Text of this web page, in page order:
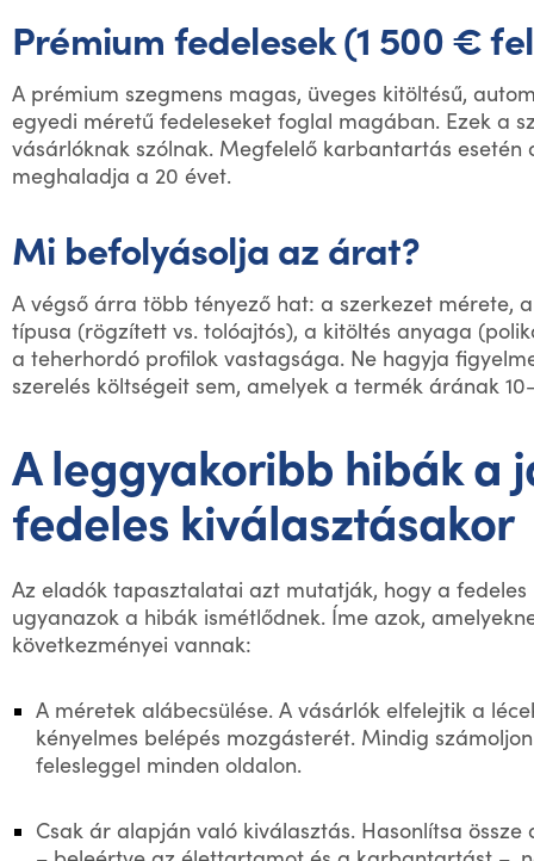
Prémium fedelesek (1 500 €
A prémium szegmens magas, üveges kitöltésű,
egyedi méretű fedeleseket foglal magában. Ezek a
vásárlóknak szólnak. Megfelelő karbantartás
meghaladja a 20 évet.
Mi befolyásolja az árat?
A végső árra több tényező hat: a szerkezet mérete,
típusa (rögzített vs. tolóajtós), a kitöltés anyaga
a teherhordó profilok vastagsága. Ne hagyja
szerelés költségeit sem, amelyek a termék árának
A leggyakoribb hibák a
fedeles kiválasztásakor
Az eladók tapasztalatai azt mutatják, hogy a fedeles
ugyanazok a hibák ismétlődnek. Íme azok,
következményei vannak:
A méretek alábecsülése. A vásárlók elfelejtik a
kényelmes belépés mozgásterét. Mindig
felesleggel minden oldalon.
Csak ár alapján való kiválasztás. Hasonlítsa össze